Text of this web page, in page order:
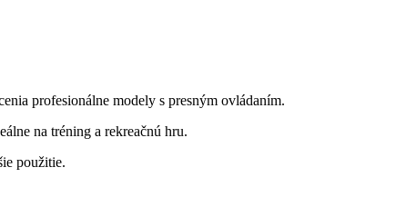
profesionálne modely s presným ovládaním.
na tréning a rekreačnú hru.
použitie.